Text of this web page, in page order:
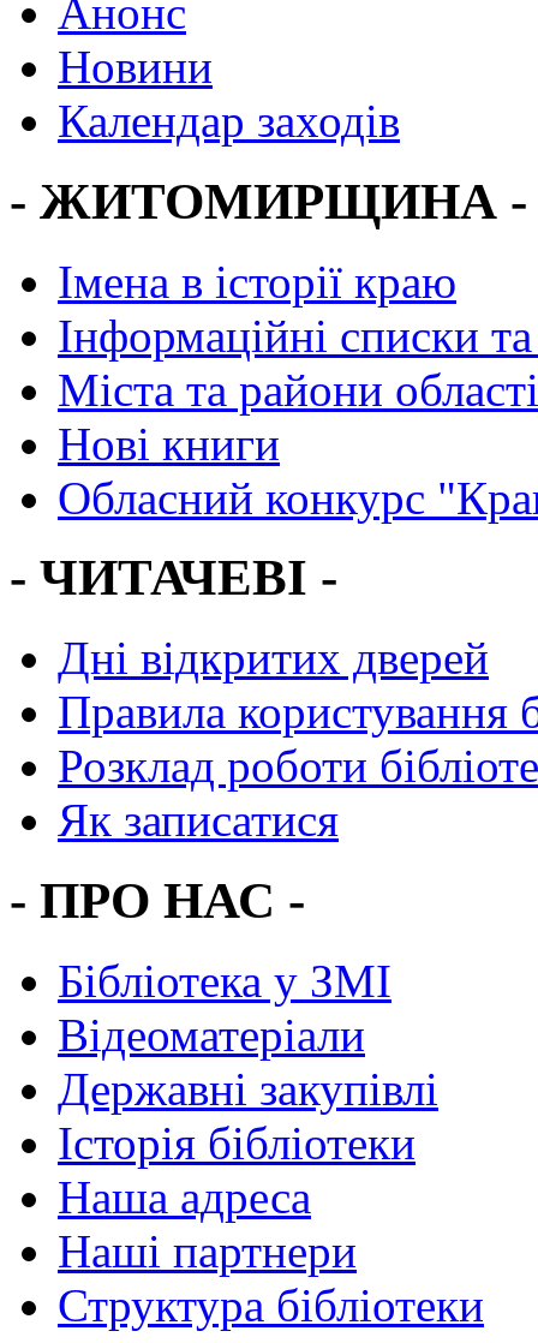
Анонс
Новини
Календар заходів
- ЖИТОМИРЩИНА -
Імена в історії краю
Інформаційні списки
Міста та райони області
Нові книги
Обласний конкурс
- ЧИТАЧЕВІ -
Дні відкритих дверей
Правила користування
Розклад роботи
Як записатися
- ПРО НАС -
Бібліотека у ЗМІ
Відеоматеріали
Державні закупівлі
Історія бібліотеки
Наша адреса
Наші партнери
Структура бібліотеки